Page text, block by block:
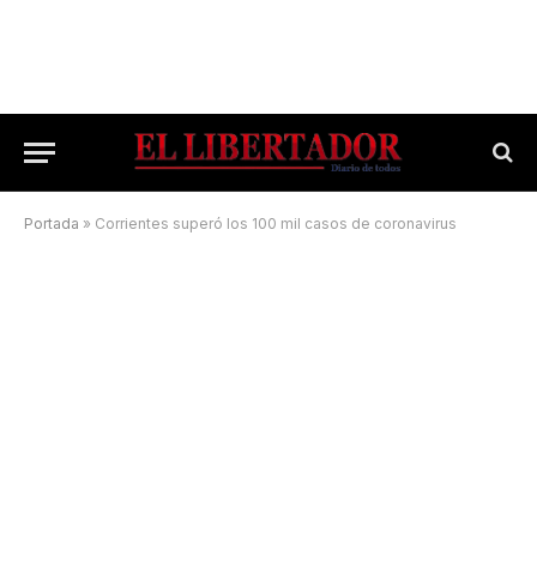
Portada » Corrientes superó los 100 mil casos de coronavirus